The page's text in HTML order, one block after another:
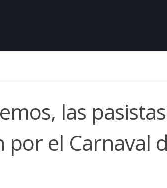
las
por el Carnaval